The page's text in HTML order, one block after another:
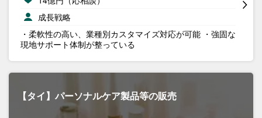
成長戦略
・柔軟性の高い、業種別カスタマイズ対応が可能 ・強固な
現地サポート体制が整っている
【タイ】パーソナルケア製品等の販売